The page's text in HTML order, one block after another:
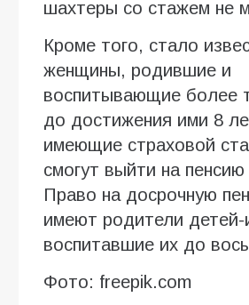
шахтеры со стажем не
Кроме того, стало
женщины, родившие и
воспитывающие более
до достижения ими 8
имеющие страховой
смогут выйти на
Право на досрочную
имеют родители детей-
воспитавшие их до
Фото: freepik.com